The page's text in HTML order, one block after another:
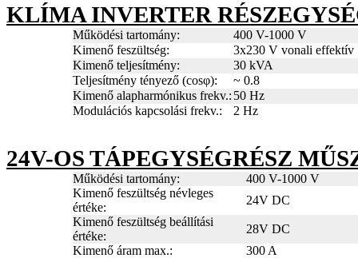
KLÍMA INVERTER
Működési tartomány:
400 V-1000 V
Kimenő feszültség:
3x230 V vonali effektív
Kimenő teljesítmény:
30 kVA
Teljesítmény tényező (cosφ):
~ 0.8
Kimenő alapharmónikus frekv.: 50 Hz
Modulációs kapcsolási frekv.:
2 Hz
24V-OS TÁPEGYSÉGRÉSZ
Működési tartomány:
400 V-1000 V
Kimenő feszültség névleges
értéke:
24V DC
Kimenő feszültség beállítási
értéke:
28V DC
Kimenő áram max.:
300 A